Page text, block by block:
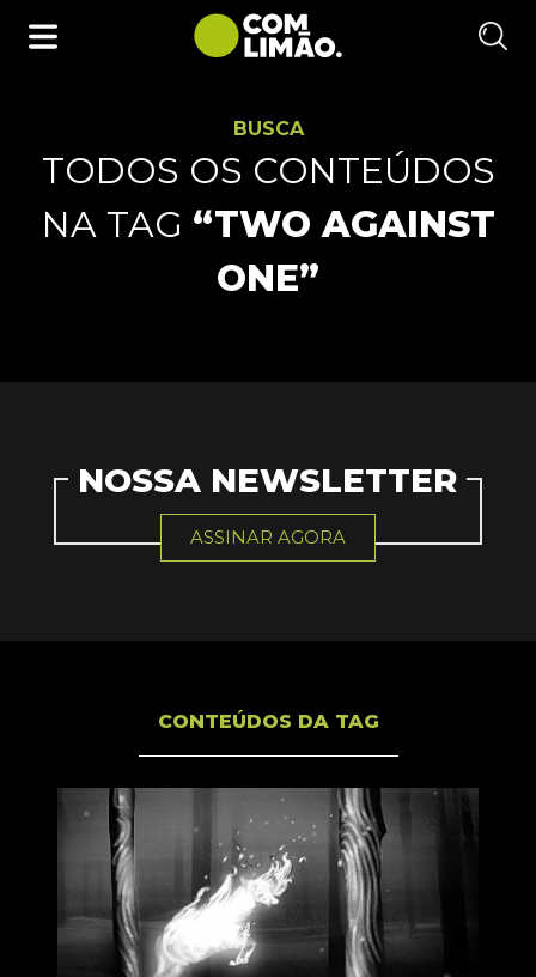
BUSCA
TODOS OS CONTEÚDOS
NA TAG “TWO AGAINST
ONE”
NOSSA NEWSLETTER
ASSINAR AGORA
CONTEÚDOS DA TAG